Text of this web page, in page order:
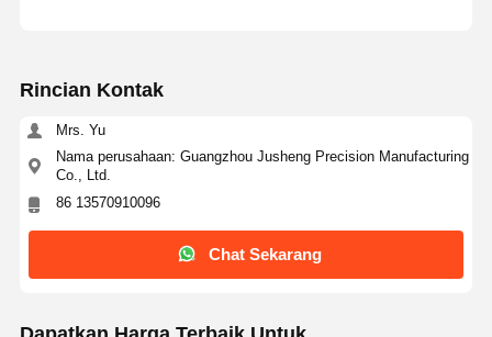
Rincian Kontak
Mrs. Yu
Nama perusahaan: Guangzhou Jusheng Precision Manufacturing
Co., Ltd.
86 13570910096
Chat Sekarang